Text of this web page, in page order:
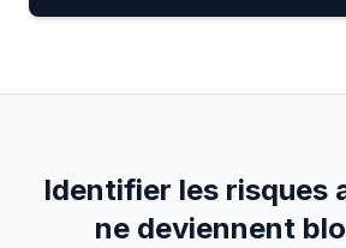
Identifier les risques
ne deviennent